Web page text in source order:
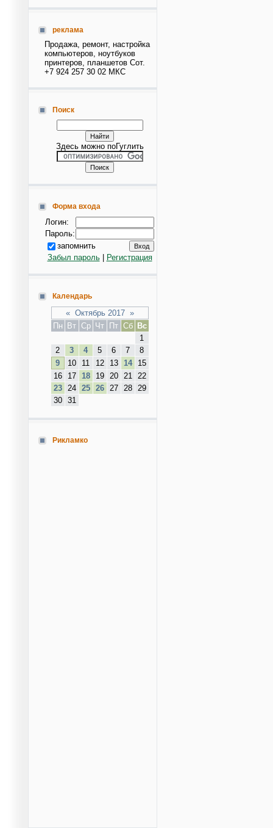
реклама
Продажа, ремонт, настройка
компьютеров, ноутбуков
принтеров, планшетов Сот.
+7 924 257 30 02 МКС
Поиск
Здесь можно поГуглить
Форма входа
Логин:
Пароль:
запомнить
Забыл пароль| Регистрация
Календарь
« Октябрь 2017 »
Пн
Вт Ср Чт Пт Сб
Вс
1
2
3 4 5 6 7
8
9
10 11 12 13 14
15
16
17 18 19 20 21
22
23
24 25 26 27 28
29
30
31
Рикламко